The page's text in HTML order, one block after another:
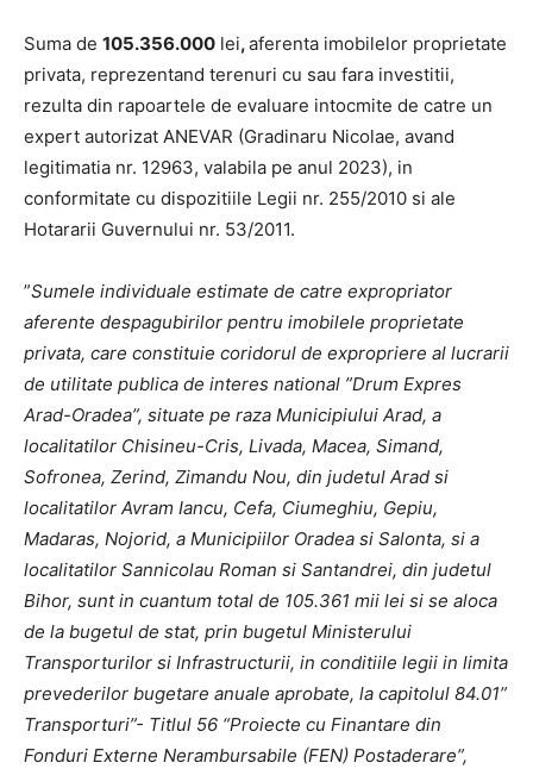
Suma de 105.356.000 lei,aferenta imobilelor proprietate
privata, reprezentand terenuri cu sau fara investitii,
rezulta din rapoartele de evaluare intocmite de catre un
expert autorizat ANEVAR (Gradinaru Nicolae, avand
legitimatia nr. 12963, valabila pe anul 2023), in
conformitate cu dispozitiile Legii nr. 255/2010 si ale
Hotararii Guvernului nr. 53/2011.
”Sumele individuale estimate de catre expropriator
aferente despagubirilor pentru imobilele proprietate
privata, care constituie coridorul de expropriere al lucrarii
de utilitate publica de interes national ”Drum Expres
Arad-Oradea”, situate pe raza Municipiului Arad, a
localitatilor Chisineu-Cris, Livada, Macea, Simand,
Sofronea, Zerind, Zimandu Nou, din judetul Arad si
localitatilor Avram Iancu, Cefa, Ciumeghiu, Gepiu,
Madaras, Nojorid, a Municipiilor Oradea si Salonta, si a
localitatilor Sannicolau Roman si Santandrei, din judetul
Bihor, sunt in cuantum total de 105.361 mii lei si se aloca
de la bugetul de stat, prin bugetul Ministerului
Transporturilor si Infrastructurii, in conditiile legii in limita
prevederilor bugetare anuale aprobate, la capitolul 84.01”
Transporturi”- Titlul 56 “Proiecte cu Finantare din
Fonduri Externe Nerambursabile (FEN) Postaderare”,